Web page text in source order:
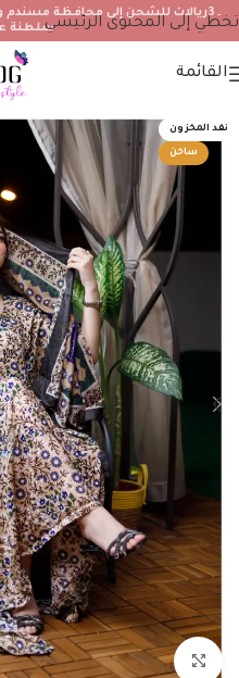
تخطي إلى المحتوى الرئيسيسلطنة
القائمة
نفد المخزون
ساخن
انقر للتكبير